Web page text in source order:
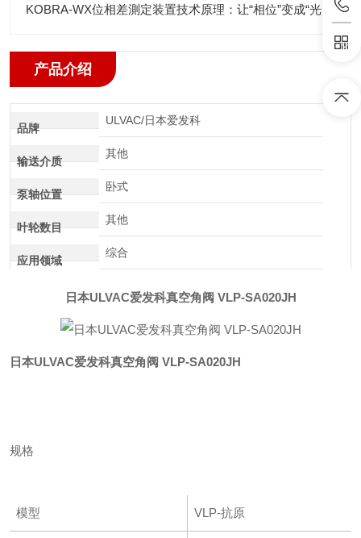
产品介绍
品牌
ULVAC/日本爱发科
输送介质
其他
泵轴位置
卧式
叶轮数目
其他
应用领域
综合
日本ULVAC爱发科真空角阀 VLP-SA020JH
日本ULVAC爱发科真空角阀 VLP-SA020JH
规格
模型 VLP-抗原